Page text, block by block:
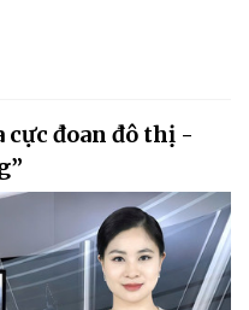
cực đoan đô thị -